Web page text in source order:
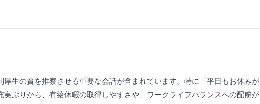
生の質を推察させる重要な会話が含まれています。特に「平日もお休みが
ぶりから、有給休暇の取得しやすさや、ワークライフバランスへの配慮が